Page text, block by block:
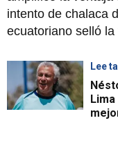
intento de chalaca
ecuatoriano selló
Lee